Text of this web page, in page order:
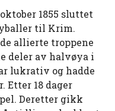
1855 sluttet
til Krim.
allierte troppene
deler av halvøya i
lukrativ og hadde
Etter 18 dager
Deretter gikk